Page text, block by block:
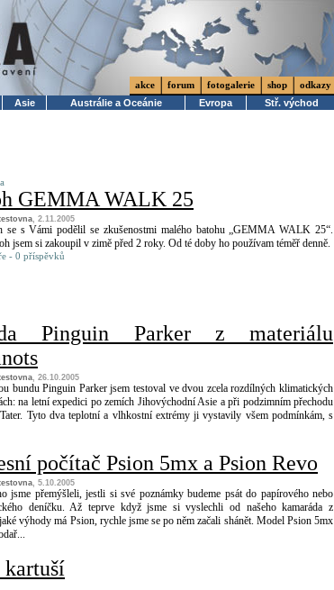
akce forum fotogalerie shop
odkazy
Asie Austrálie a Oceánie Evropa Stř. východ
GEMMA WALK 25
, 2.11.2005
se s Vámi podělil se zkušenostmi malého batohu „GEMMA WALK 25“.
jsem si zakoupil v zimě před 2 roky. Od té doby ho používam téměř denně.
- 0 příspěvků
Pinguin Parker z materiálu
, 26.10.2005
bundu Pinguin Parker jsem testoval ve dvou zcela rozdílných klimatických
na letní expedici po zemích Jihovýchodní Asie a při podzimním přechodu
Tyto dva teplotní a vlhkostní extrémy ji vystavily všem podmínkám, s
počítač Psion 5mx a Psion Revo
, 5.10.2005
jsme přemýšleli, jestli si své poznámky budeme psát do papírového nebo
deníčku. Až teprve když jsme si vyslechli od našeho kamaráda z
výhody má Psion, rychle jsme se po něm začali shánět. Model Psion 5mx